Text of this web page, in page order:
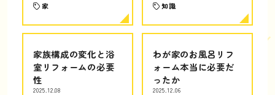
家 知識
家族構成の変化と浴
室リフォームの必要
性
2025.12.08
わが家のお風呂リフ
ォーム本当に必要だ
ったか
2025.12.06